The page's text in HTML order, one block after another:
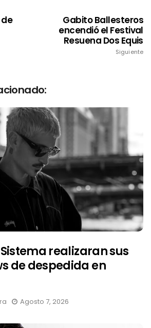
Gabito Ballesteros
encendió el Festival
Resuena Dos Equis
Siguiente
realizaran sus
de despedida en
Agosto 7, 2026